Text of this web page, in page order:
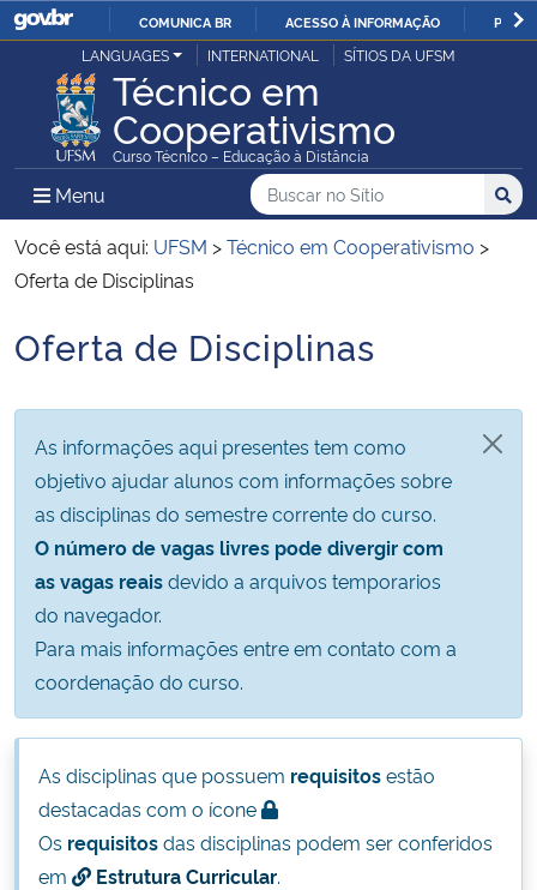
IR
PARA
O
CONTEÚDO
COMUNICA BR ACESSO À INFORMAÇÃO
Ministério da Justiça e Segurança Pública
Ministério da Defesa
Ministério das Relações Exteriores
Ministério da Infraestrutura
Ministério da Educação
Ministério da Cidadania
Ministério da Saúde
Ministério de Minas e Energia
Ministério do Meio Ambiente
Ministério do Turismo
LANGUAGES INTERNATIONAL SÍTIOS DA UFSM
Técnico em
Cooperativismo
Curso Técnico – Educação à Distância
Menu Menu Principal do Sítio
Busca
Buscar no no Sítio
Busca:
Você está aqui: UFSM >Técnico em Cooperativismo >
Oferta de Disciplinas
Início do conteúdo
Oferta de Disciplinas
As informações aqui presentes tem como
objetivo ajudar alunos com informações sobre
as disciplinas do semestre corrente do curso.
O número de vagas livres pode divergir com
as vagas reaisdevido a arquivos temporarios
do navegador.
Para mais informações entre em contato com a
coordenação do curso.
As disciplinas que possuem requisitosestão
destacadas com o ícone
Os requisitosdas disciplinas podem ser conferidos
em
Estrutura Curricular.